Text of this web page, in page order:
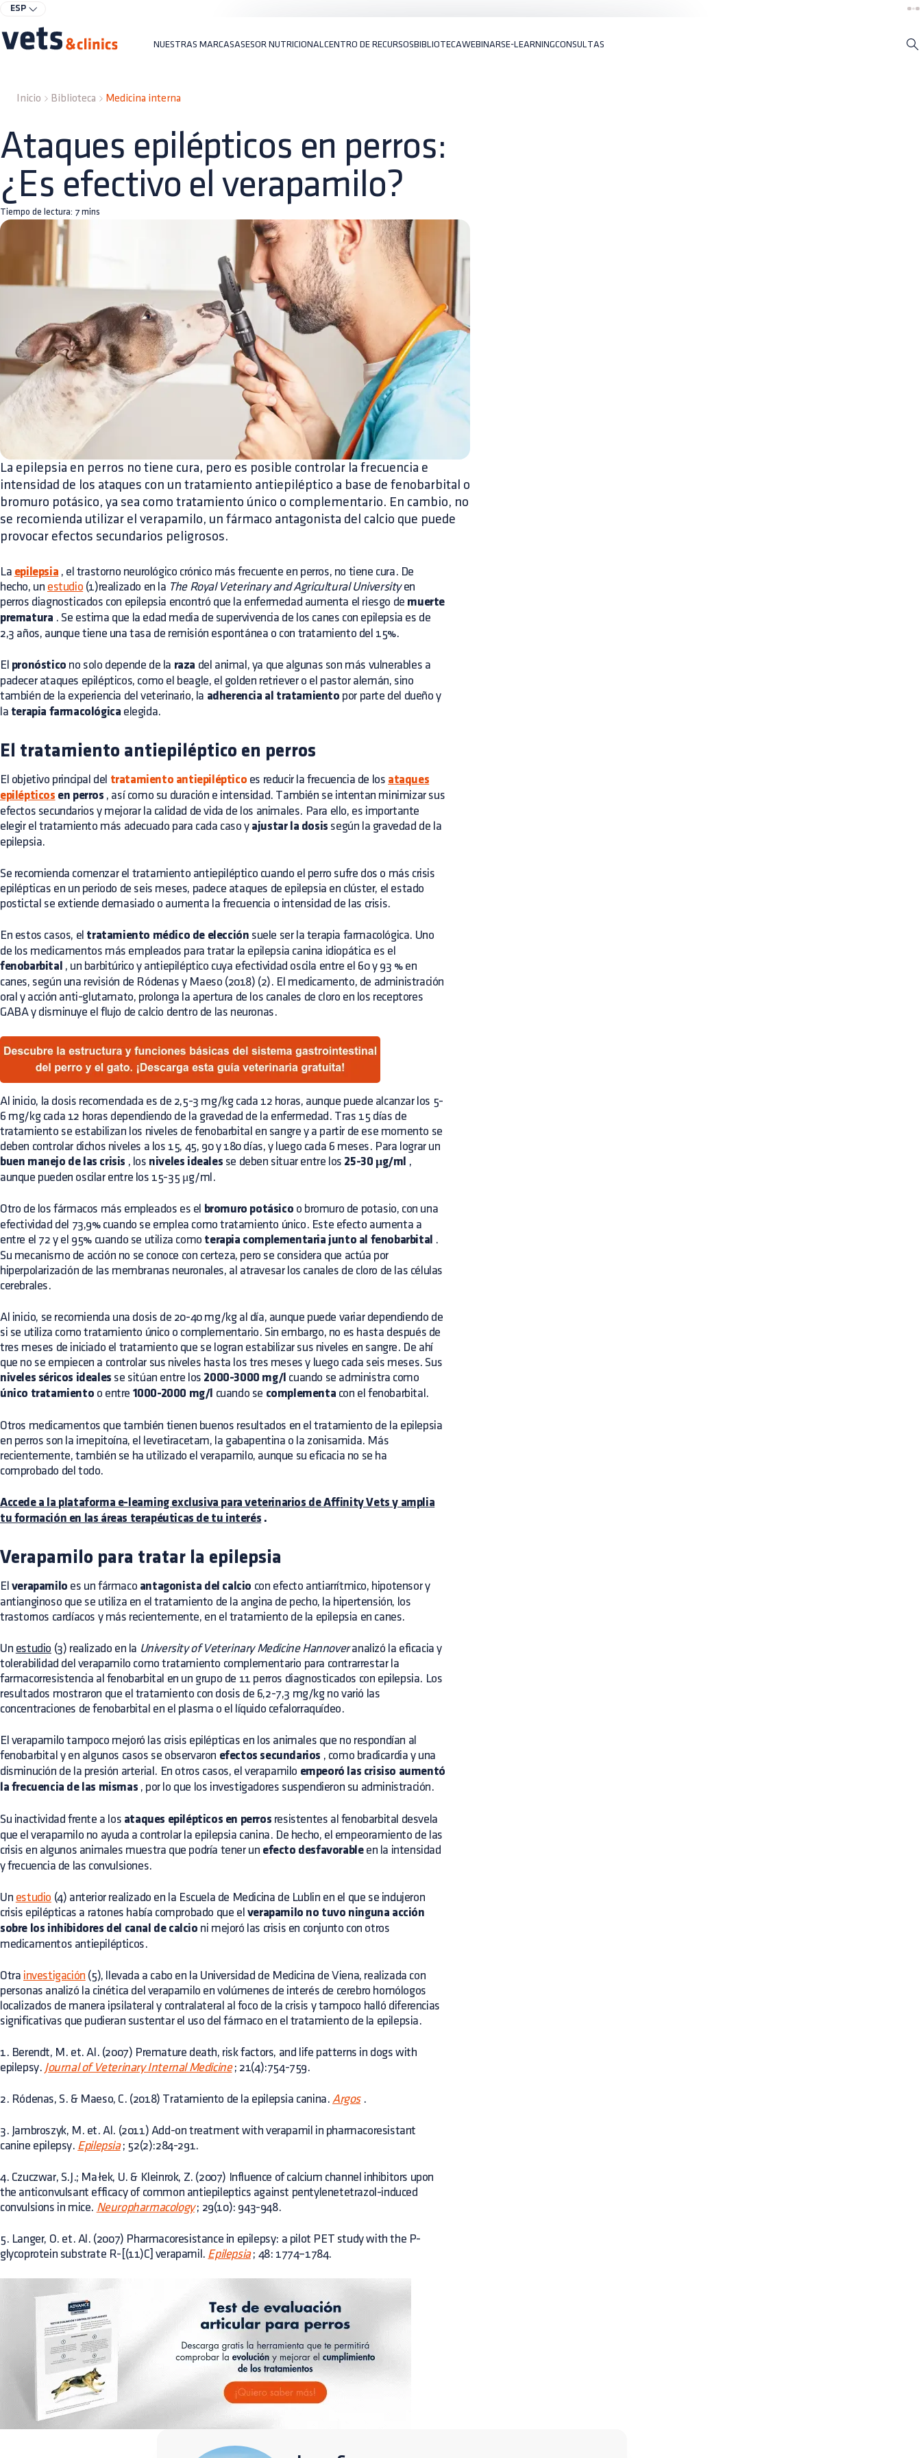
ESP
NUESTRAS MARCASASESOR NUTRICIONAL CENTRO DE RECURSOSBIBLIOTECAWEBINARSE-LEARNINGCONSULTAS
Inicio Biblioteca Medicina interna
Ataques epilépticos en perros:
¿Es efectivo el verapamilo?
Tiempo de lectura: 7 mins
La epilepsia en perros no tiene cura, pero es posible controlar la frecuencia e
intensidad de los ataques con un tratamiento antiepiléptico a base de fenobarbital o
bromuro potásico, ya sea como tratamiento único o complementario. En cambio, no
se recomienda utilizar el verapamilo, un fármaco antagonista del calcio que puede
provocar efectos secundarios peligrosos.
La epilepsia , el trastorno neurológico crónico más frecuente en perros, no tiene cura. De
hecho, un estudio (1)realizado en la The Royal Veterinary and Agricultural Universityen
perros diagnosticados con epilepsia encontró que la enfermedad aumenta el riesgo de muerte
prematura . Se estima que la edad media de supervivencia de los canes con epilepsia es de
2,3 años, aunque tiene una tasa de remisión espontánea o con tratamiento del 15%.
El pronóstico no solo depende de la raza del animal, ya que algunas son más vulnerables a
padecer ataques epilépticos, como el beagle, el golden retriever o el pastor alemán, sino
también de la experiencia del veterinario, la adherencia al tratamiento por parte del dueño y
la terapia farmacológica elegida.
El tratamiento antiepiléptico en perros
El objetivo principal del tratamiento antiepiléptico es reducir la frecuencia de los ataques
epilépticos en perros , así como su duración e intensidad. También se intentan minimizar sus
efectos secundarios y mejorar la calidad de vida de los animales. Para ello, es importante
elegir el tratamiento más adecuado para cada caso y ajustar la dosis según la gravedad de la
epilepsia.
Se recomienda comenzar el tratamiento antiepiléptico cuando el perro sufre dos o más crisis
epilépticas en un periodo de seis meses, padece ataques de epilepsia en clúster, el estado
postictal se extiende demasiado o aumenta la frecuencia o intensidad de las crisis.
En estos casos, el tratamiento médico de elección suele ser la terapia farmacológica. Uno
de los medicamentos más empleados para tratar la epilepsia canina idiopática es el
fenobarbital , un barbitúrico y antiepiléptico cuya efectividad oscila entre el 60 y 93 % en
canes, según una revisión de Ródenas y Maeso (2018) (2). El medicamento, de administración
oral y acción anti-glutamato, prolonga la apertura de los canales de cloro en los receptores
GABA y disminuye el flujo de calcio dentro de las neuronas.
Al inicio, la dosis recomendada es de 2,5-3 mg/kg cada 12 horas, aunque puede alcanzar los 5-
6 mg/kg cada 12 horas dependiendo de la gravedad de la enfermedad. Tras 15 días de
tratamiento se estabilizan los niveles de fenobarbital en sangre y a partir de ese momento se
deben controlar dichos niveles a los 15, 45, 90 y 180 días, y luego cada 6 meses. Para lograr un
buen manejo de las crisis , los niveles ideales se deben situar entre los 25-30 μg/ml ,
aunque pueden oscilar entre los 15-35 μg/ml.
Otro de los fármacos más empleados es el bromuro potásico o bromuro de potasio, con una
efectividad del 73,9% cuando se emplea como tratamiento único. Este efecto aumenta a
entre el 72 y el 95% cuando se utiliza como terapia complementaria junto al fenobarbital .
Su mecanismo de acción no se conoce con certeza, pero se considera que actúa por
hiperpolarización de las membranas neuronales, al atravesar los canales de cloro de las células
cerebrales.
Al inicio, se recomienda una dosis de 20-40 mg/kg al día, aunque puede variar dependiendo de
si se utiliza como tratamiento único o complementario. Sin embargo, no es hasta después de
tres meses de iniciado el tratamiento que se logran estabilizar sus niveles en sangre. De ahí
que no se empiecen a controlar sus niveles hasta los tres meses y luego cada seis meses. Sus
niveles séricos ideales se sitúan entre los 2000-3000 mg/l cuando se administra como
único tratamiento o entre 1000-2000 mg/l cuando se complementa con el fenobarbital.
Otros medicamentos que también tienen buenos resultados en el tratamiento de la epilepsia
en perros son la imepitoína, el levetiracetam, la gabapentina o la zonisamida. Más
recientemente, también se ha utilizado el verapamilo, aunque su eficacia no se ha
comprobado del todo.
Accede a la plataforma e-learning exclusiva para veterinarios de Affinity Vets y amplia
tu formación en las áreas terapéuticas de tu interés .
Verapamilo para tratar la epilepsia
El verapamilo es un fármaco antagonista del calcio con efecto antiarrítmico, hipotensor y
antianginoso que se utiliza en el tratamiento de la angina de pecho, la hipertensión, los
trastornos cardíacos y más recientemente, en el tratamiento de la epilepsia en canes.
Un estudio (3) realizado en la University of Veterinary Medicine Hannoveranalizó la eficacia y
tolerabilidad del verapamilo como tratamiento complementario para contrarrestar la
farmacorresistencia al fenobarbital en un grupo de 11 perros diagnosticados con epilepsia. Los
resultados mostraron que el tratamiento con dosis de 6,2-7,3 mg/kg no varió las
concentraciones de fenobarbital en el plasma o el líquido cefalorraquídeo.
El verapamilo tampoco mejoró las crisis epilépticas en los animales que no respondían al
fenobarbital y en algunos casos se observaron efectos secundarios , como bradicardia y una
disminución de la presión arterial. En otros casos, el verapamilo empeoró las crisiso aumentó
la frecuencia de las mismas , por lo que los investigadores suspendieron su administración.
Su inactividad frente a los ataques epilépticos en perros resistentes al fenobarbital desvela
que el verapamilo no ayuda a controlar la epilepsia canina. De hecho, el empeoramiento de las
crisis en algunos animales muestra que podría tener un efecto desfavorableen la intensidad
y frecuencia de las convulsiones.
Un estudio (4) anterior realizado en la Escuela de Medicina de Lublin en el que se indujeron
crisis epilépticas a ratones había comprobado que el verapamilo no tuvo ninguna acción
sobre los inhibidores del canal de calcio ni mejoró las crisis en conjunto con otros
medicamentos antiepilépticos.
Otra investigación (5), llevada a cabo en la Universidad de Medicina de Viena, realizada con
personas analizó la cinética del verapamilo en volúmenes de interés de cerebro homólogos
localizados de manera ipsilateral y contralateral al foco de la crisis y tampoco halló diferencias
significativas que pudieran sustentar el uso del fármaco en el tratamiento de la epilepsia.
1. Berendt, M. et. Al. (2007) Premature death, risk factors, and life patterns in dogs with
epilepsy. Journal of Veterinary Internal Medicine; 21(4):754-759.
2. Ródenas, S. & Maeso, C. (2018) Tratamiento de la epilepsia canina. Argos.
3. Jambroszyk, M. et. Al. (2011) Add-on treatment with verapamil in pharmacoresistant
canine epilepsy. Epilepsia; 52(2):284-291.
4. Czuczwar, S.J.; Małek, U. & Kleinrok, Z. (2007) Influence of calcium channel inhibitors upon
the anticonvulsant efficacy of common antiepileptics against pentylenetetrazol-induced
convulsions in mice. Neuropharmacology; 29(10): 943-948.
5. Langer, O. et. Al. (2007) Pharmacoresistance in epilepsy: a pilot PET study with the P-
glycoprotein substrate R-[(11)C] verapamil. Epilepsia; 48: 1774–1784.